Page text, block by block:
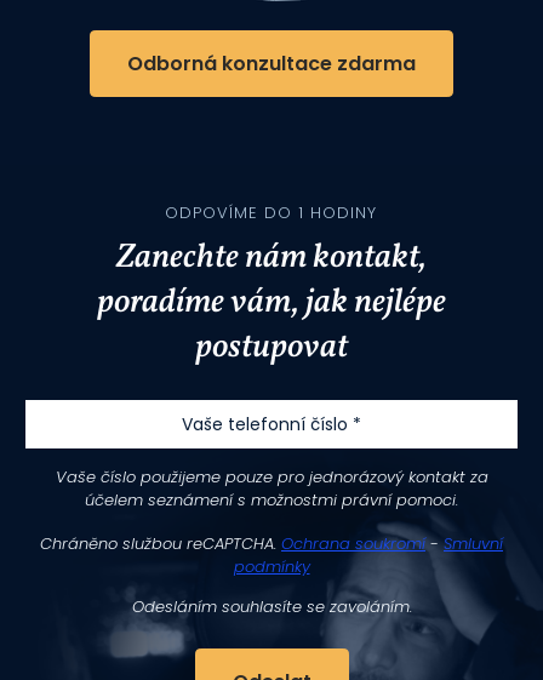
Odborná konzultace zdarma
ODPOVÍME DO 1 HODINY
Zanechte nám kontakt,
poradíme vám, jak nejlépe
postupovat
Vaše telefonní číslo *
Vaše číslo použijeme pouze pro jednorázový kontakt za
účelem seznámení s možnostmi právní pomoci.
Chráněno službou reCAPTCHA. Ochrana soukromí-Smluvní
podmínky
Odesláním souhlasíte se zavoláním.